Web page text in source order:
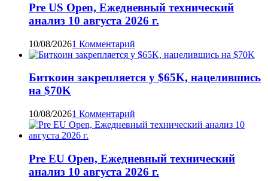
Pre US Open, Ежедневный технический
анализ 10 августа 2026 г.
10/08/20261 Комментарий
Биткоин закрепляется у $65K, нацелившись
на $70K
10/08/20261 Комментарий
Pre EU Open, Ежедневный технический
анализ 10 августа 2026 г.